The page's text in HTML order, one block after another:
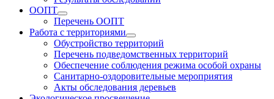
ООПТ
Перечень ООПТ
Работа с территориями
Обустройство территорий
Перечень подведомственных территорий
Обеспечение соблюдения режима особой охраны
Санитарно-оздоровительные мероприятия
Акты обследования деревьев